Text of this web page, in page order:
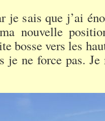
je sais que j’ai
nouvelle
bosse vers les
je ne force pas. Je